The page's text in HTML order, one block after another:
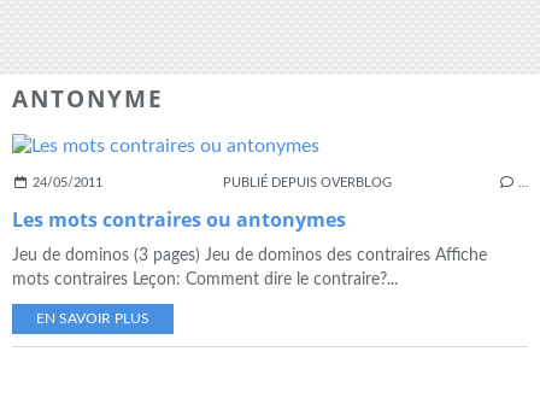
ANTONYME
24/05/2011 PUBLIÉ DEPUIS OVERBLOG
Les mots contraires ou antonymes
Jeu de dominos (3 pages) Jeu de dominos des contraires Affiche
mots contraires Leçon: Comment dire le contraire?...
EN SAVOIR PLUS